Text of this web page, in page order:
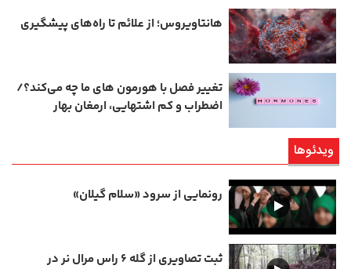
هانتاویروس؛ از علائم تا راه‌های پیشگیری
تغییر فصل با هورمون‌ های ما چه می‌کند؟/
اضطراب و کم‌ اشتهایی، ارمغان بهار
ویدئوها
رونمایی از سرود «سلام گیلان»
ثبت تصاویری از گله ۶ راس مرال نر در